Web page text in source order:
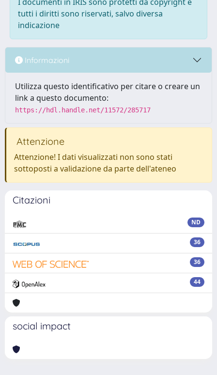
tutti i diritti sono riservati, salvo diversa
indicazione
Informazioni
Utilizza questo identificativo per citare o creare un
link a questo documento:
https://hdl.handle.net/11572/285717
Attenzione
Attenzione! I dati visualizzati non sono stati
sottoposti a validazione da parte dell'ateneo
Citazioni
ND
36
36
44
social impact